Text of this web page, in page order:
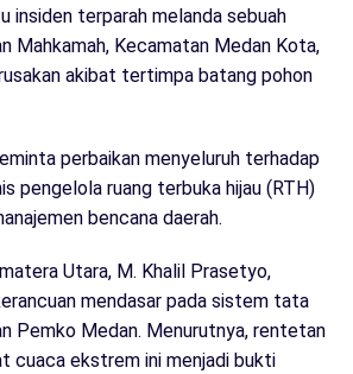
insiden terparah melanda sebuah
Mahkamah, Kecamatan Medan Kota,
akibat tertimpa batang pohon
perbaikan menyeluruh terhadap
pengelola ruang terbuka hijau (RTH)
bencana daerah.
Utara, M. Khalil Prasetyo,
mendasar pada sistem tata
Pemko Medan. Menurutnya, rentetan
cuaca ekstrem ini menjadi bukti